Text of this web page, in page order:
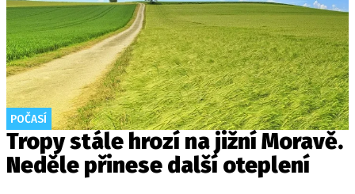
POČASÍ
Tropy stále hrozí na jižní Moravě.
Neděle přinese další oteplení